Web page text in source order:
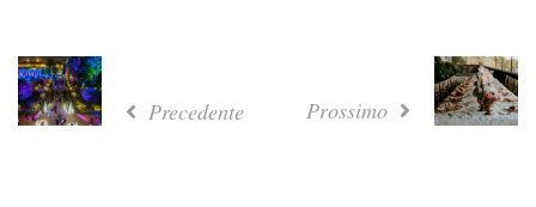
Precedente Prossimo